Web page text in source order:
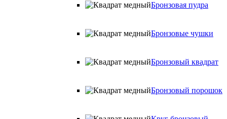
Бронзовая пудра
Бронзовые чушки
Бронзовый квадрат
Бронзовый порошок